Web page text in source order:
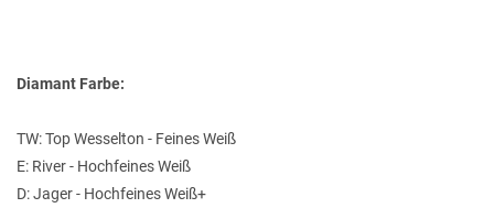
Diamant Farbe:
TW: Top Wesselton - Feines Weiß
E: River - Hochfeines Weiß
D: Jager - Hochfeines Weiß+